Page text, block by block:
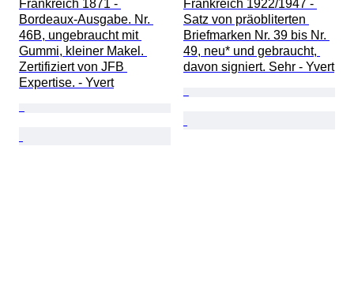
Frankreich 1871 -
Bordeaux-Ausgabe. Nr.
46B, ungebraucht mit
Gummi, kleiner Makel.
Zertifiziert von JFB
Expertise. - Yvert
Frankreich 1922/1947 -
Satz von präobliterten
Briefmarken Nr. 39 bis Nr.
49, neu* und gebraucht,
davon signiert. Sehr - Yvert